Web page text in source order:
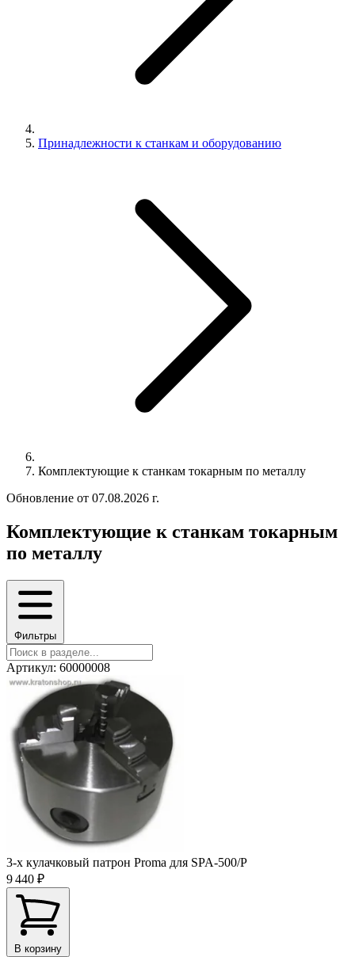
Принадлежности к станкам и оборудованию
Комплектующие к станкам токарным по металлу
Обновление от 07.08.2026 г.
Комплектующие к станкам токарным
по металлу
Фильтры
Артикул: 60000008
3-x кулачковый патрон Proma для SPA-500/P
9 440 ₽
В корзину